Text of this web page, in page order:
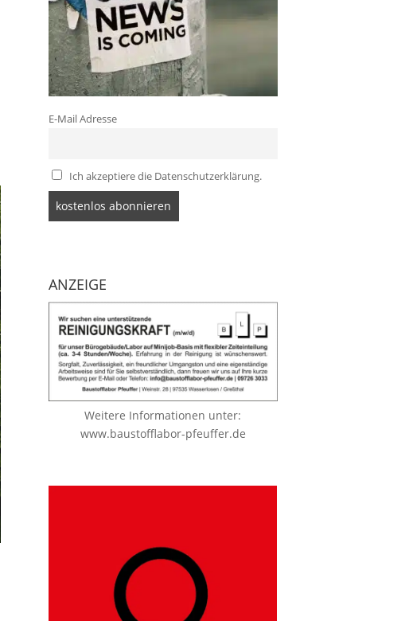
E-Mail Adresse
Ich akzeptiere die Datenschutzerklärung.
ANZEIGE
Weitere Informationen unter:
www.baustofflabor-pfeuffer.de